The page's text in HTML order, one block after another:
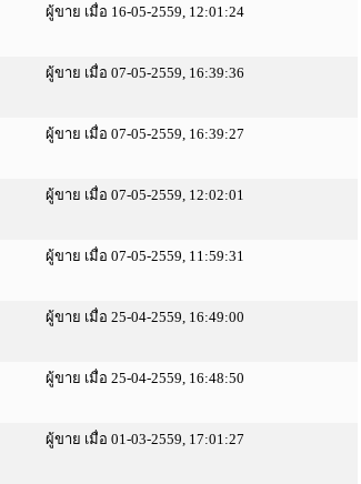
ผู้ขาย เมื่อ 16-05-2559, 12:01:24
ผู้ขาย เมื่อ 07-05-2559, 16:39:36
ผู้ขาย เมื่อ 07-05-2559, 16:39:27
ผู้ขาย เมื่อ 07-05-2559, 12:02:01
ผู้ขาย เมื่อ 07-05-2559, 11:59:31
ผู้ขาย เมื่อ 25-04-2559, 16:49:00
ผู้ขาย เมื่อ 25-04-2559, 16:48:50
ผู้ขาย เมื่อ 01-03-2559, 17:01:27